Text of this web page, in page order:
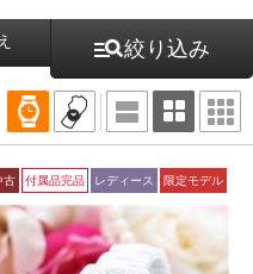
絞り込み
古 付属品完品 レディース 限定モデル